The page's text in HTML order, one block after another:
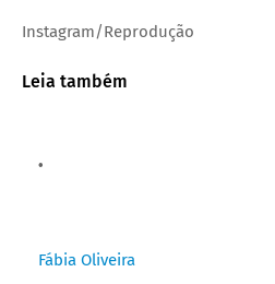
Instagram/Reprodução
Leia também
Fábia Oliveira